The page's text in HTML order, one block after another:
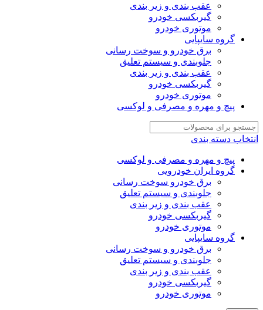
عقب بندی و زیر بندی
گیربکسی خودرو
موتوری خودرو
گروه سایپایی
برق خودرو و سوخت رسانی
جلوبندی و سیستم تعلیق
عقب بندی و زیر بندی
گیربکسی خودرو
موتوری خودرو
پیچ و مهره و مصرفی و لوکسی
انتخاب دسته بندی
پیچ و مهره و مصرفی و لوکسی
گروه ایران خودرویی
برق خودرو سوخت رسانی
جلوبندی و سیستم تعلیق
عقب بندی و زیر بندی
گیربکسی خودرو
موتوری خودرو
گروه سایپایی
برق خودرو و سوخت رسانی
جلوبندی و سیستم تعلیق
عقب بندی و زیر بندی
گیربکسی خودرو
موتوری خودرو